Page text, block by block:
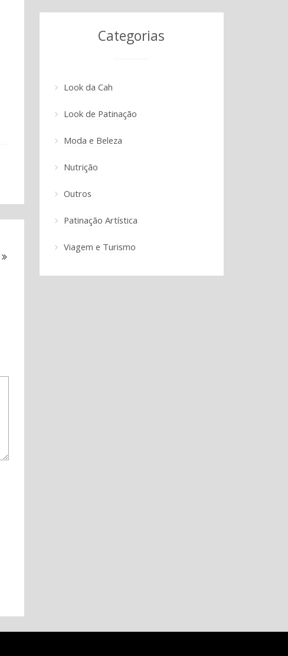
Categorias
Look da Cah
Look de Patinação
Moda e Beleza
Nutrição
Outros
Patinação Artística
Viagem e Turismo